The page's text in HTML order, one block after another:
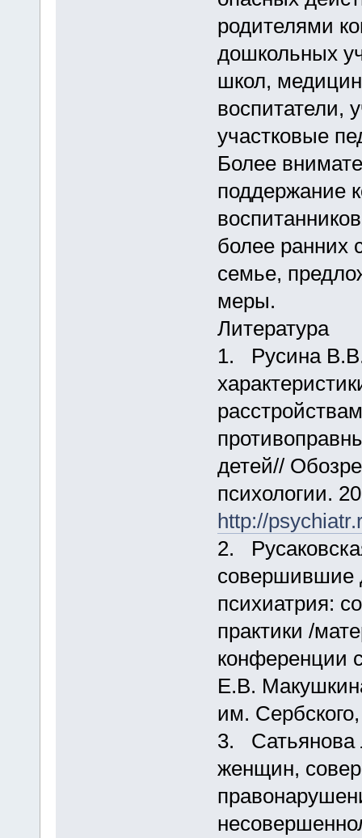
родителями
дошкольных
школ,
воспитатели,
участковые
Более
поддержание
более ранних
семье,
меры.
Литература
1. Русина
детей//
психологии.
http://
2.
совершившие
психиатрия:
практики /
конференции
Е.В.
им.
3. Сатьянова
женщин,